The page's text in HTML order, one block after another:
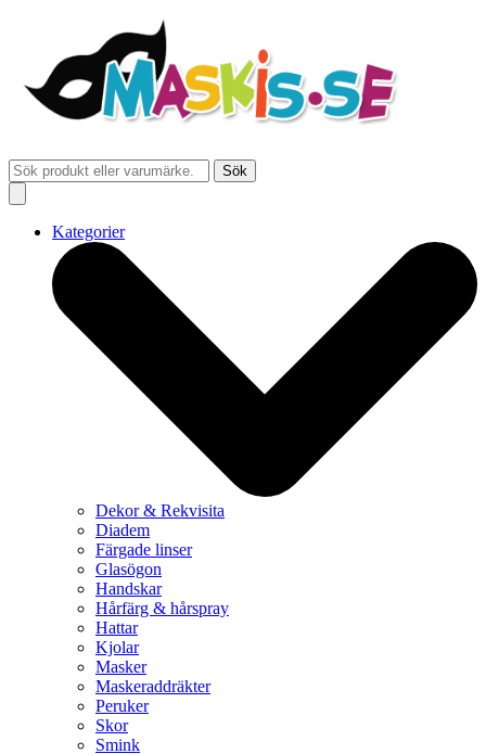
Sök
Kategorier
Dekor & Rekvisita
Diadem
Färgade linser
Glasögon
Handskar
Hårfärg & hårspray
Hattar
Kjolar
Masker
Maskeraddräkter
Peruker
Skor
Smink